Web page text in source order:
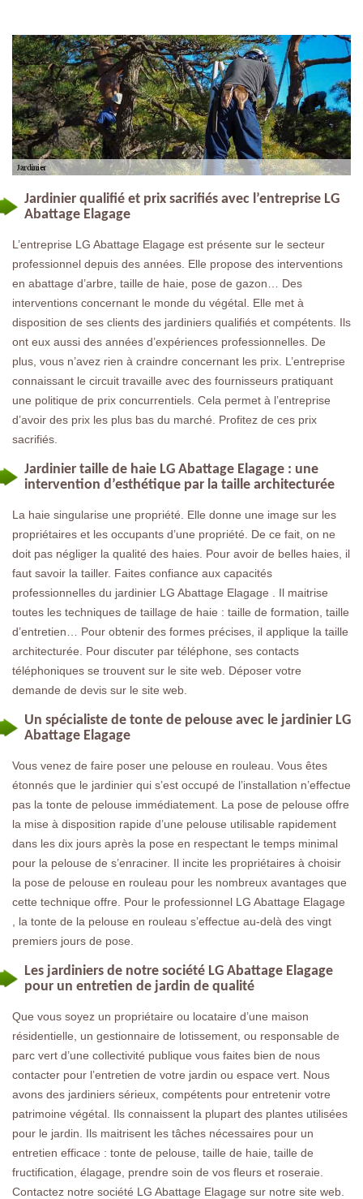
Jardinier qualifié et prix sacrifiés avec l’entreprise LG
Abattage Elagage
L’entreprise LG Abattage Elagage est présente sur le secteur
professionnel depuis des années. Elle propose des interventions
en abattage d’arbre, taille de haie, pose de gazon… Des
interventions concernant le monde du végétal. Elle met à
disposition de ses clients des jardiniers qualifiés et compétents. Ils
ont eux aussi des années d’expériences professionnelles. De
plus, vous n’avez rien à craindre concernant les prix. L’entreprise
connaissant le circuit travaille avec des fournisseurs pratiquant
une politique de prix concurrentiels. Cela permet à l’entreprise
d’avoir des prix les plus bas du marché. Profitez de ces prix
sacrifiés.
Jardinier taille de haie LG Abattage Elagage : une
intervention d’esthétique par la taille architecturée
La haie singularise une propriété. Elle donne une image sur les
propriétaires et les occupants d’une propriété. De ce fait, on ne
doit pas négliger la qualité des haies. Pour avoir de belles haies, il
faut savoir la tailler. Faites confiance aux capacités
professionnelles du jardinier LG Abattage Elagage . Il maitrise
toutes les techniques de taillage de haie : taille de formation, taille
d’entretien… Pour obtenir des formes précises, il applique la taille
architecturée. Pour discuter par téléphone, ses contacts
téléphoniques se trouvent sur le site web. Déposer votre
demande de devis sur le site web.
Un spécialiste de tonte de pelouse avec le jardinier LG
Abattage Elagage
Vous venez de faire poser une pelouse en rouleau. Vous êtes
étonnés que le jardinier qui s’est occupé de l’installation n’effectue
pas la tonte de pelouse immédiatement. La pose de pelouse offre
la mise à disposition rapide d’une pelouse utilisable rapidement
dans les dix jours après la pose en respectant le temps minimal
pour la pelouse de s’enraciner. Il incite les propriétaires à choisir
la pose de pelouse en rouleau pour les nombreux avantages que
cette technique offre. Pour le professionnel LG Abattage Elagage
, la tonte de la pelouse en rouleau s’effectue au-delà des vingt
premiers jours de pose.
Les jardiniers de notre société LG Abattage Elagage
pour un entretien de jardin de qualité
Que vous soyez un propriétaire ou locataire d’une maison
résidentielle, un gestionnaire de lotissement, ou responsable de
parc vert d’une collectivité publique vous faites bien de nous
contacter pour l’entretien de votre jardin ou espace vert. Nous
avons des jardiniers sérieux, compétents pour entretenir votre
patrimoine végétal. Ils connaissent la plupart des plantes utilisées
pour le jardin. Ils maitrisent les tâches nécessaires pour un
entretien efficace : tonte de pelouse, taille de haie, taille de
fructification, élagage, prendre soin de vos fleurs et roseraie.
Contactez notre société LG Abattage Elagage sur notre site web.